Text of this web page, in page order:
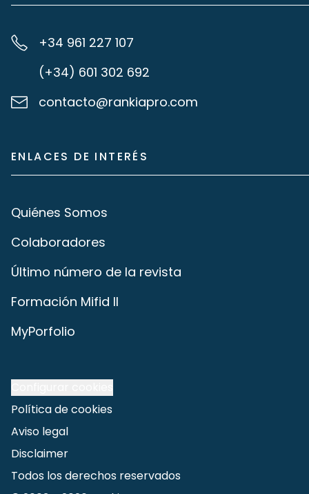
+34 961 227 107
(+34) 601 302 692
contacto@rankiapro.com
ENLACES DE INTERÉS
Quiénes Somos
Colaboradores
Último número de la revista
Formación Mifid II
MyPorfolio
Política de cookies
Aviso legal
Disclaimer
Todos los derechos reservados